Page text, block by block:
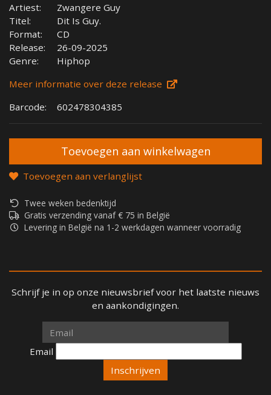
Artiest:
Zwangere Guy
Titel:
Dit Is Guy.
Format:
CD
Release:
26-09-2025
Genre:
Hiphop
Meer informatie over deze release
Barcode:
602478304385
Toevoegen aan verlanglijst
Twee weken bedenktijd
Gratis verzending vanaf € 75 in België
Levering in België na 1-2 werkdagen wanneer voorradig
Schrijf je in op onze nieuwsbrief voor het laatste nieuws
en aankondigingen.
Email
Email